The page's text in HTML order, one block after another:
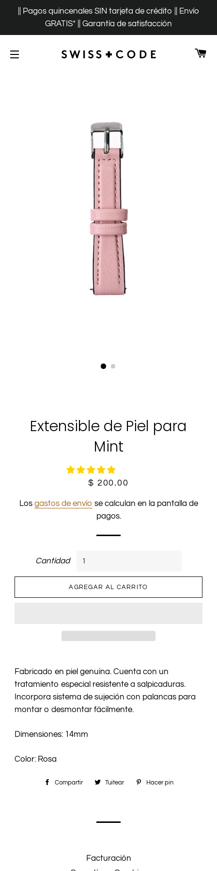
|| Pagos quincenales SIN tarjeta de crédito || Envío
GRATIS* || Garantía de satisfacción
Extensible de Piel para
Mint
Precio
Precio
oferta
$ 200.00
Los gastos de envío se calculan en la pantalla de
pagos.
Cantidad
AGREGAR AL CARRITO
Fabricado en piel genuina. Cuenta con un
tratamiento especial resistente a salpicaduras.
Incorpora sistema de sujeción con palancas para
montar o desmontar fácilmente.
Dimensiones: 14mm
Color: Rosa
Compartir Compartir
Tuitear TuitearHacer pin
Facturación